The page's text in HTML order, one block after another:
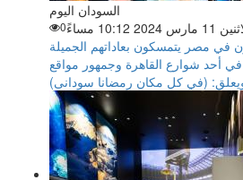
السودان اليوم
مارس 2024 10:12 مساءً
0
في مصر يتمسكون بعاداتهم الجميلة
في أحد شوارع القاهرة وجمهور مواقع
(في كل مكان رمضانا سودانى)